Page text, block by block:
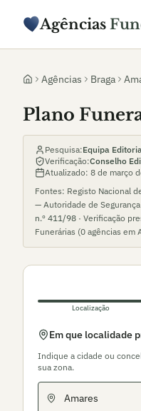
Agências
Agências Braga
Plano
Pesquisa:Equipa
Verificação:Conselho
Atualizado: 8 de março
Fontes: Registo Nacional
— Autoridade de
n.º 411/98 · Verificação
Funerárias (0 agências em
Localização
Em que localidade
Indique a cidade ou
sua zona.